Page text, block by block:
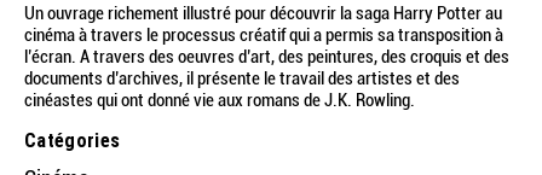
Un ouvrage richement illustré pour découvrir la saga Harry Potter au
cinéma à travers le processus créatif qui a permis sa transposition à
l’écran. A travers des oeuvres d’art, des peintures, des croquis et des
documents d’archives, il présente le travail des artistes et des
cinéastes qui ont donné vie aux romans de J.K. Rowling.
Catégories